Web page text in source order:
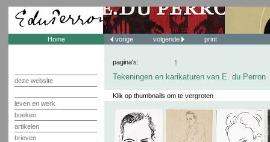
Home
deze website
leven en werk
boeken
artikelen
brieven
vorige volgende print
pagina's: 1
Tekeningen en karikaturen van E. du Perron
Klik op thumbnails om te vergroten